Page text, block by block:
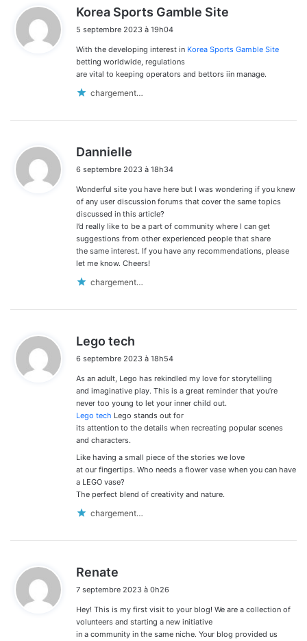
Korea Sports Gamble Site
5 septembre 2023 à 19h04
With the developing interest in Korea Sports Gamble Site
betting worldwide, regulations
are vital to keeping operators and bettors iin manage.
chargement…
Dannielle
t
:
6 septembre 2023 à 18h34
Wonderful site you have here but I was wondering if you knew
of any user discussion forums that cover the same topics
discussed in this article?
I’d really like to be a part of community where I can get
suggestions from other experienced people that share
the same interest. If you have any recommendations, please
let me know. Cheers!
chargement…
Lego tech
t
:
6 septembre 2023 à 18h54
As an adult, Lego has rekindled my love for storytelling
and imaginative play. This is a great reminder that you’re
never too young to let your inner child out.
Lego tech Lego stands out for
its attention to the details when recreating popular scenes
and characters.
Like having a small piece of the stories we love
at our fingertips. Who needs a flower vase when you can have
a LEGO vase?
The perfect blend of creativity and nature.
chargement…
Renate
t
:
7 septembre 2023 à 0h26
Hey! This is my first visit to your blog! We are a collection of
volunteers and starting a new initiative
in a community in the same niche. Your blog provided us